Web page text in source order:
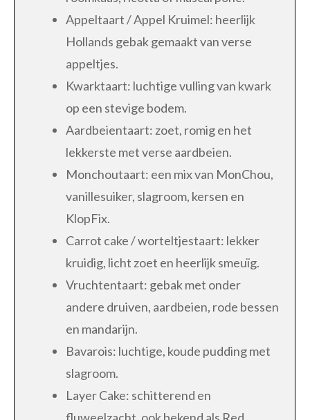
Appeltaart / Appel Kruimel: heerlijk
Hollands gebak gemaakt van verse
appeltjes.
Kwarktaart: luchtige vulling van kwark
op een stevige bodem.
Aardbeientaart: zoet, romig en het
lekkerste met verse aardbeien.
Monchoutaart: een mix van MonChou,
vanillesuiker, slagroom, kersen en
KlopFix.
Carrot cake / worteltjestaart: lekker
kruidig, licht zoet en heerlijk smeuïg.
Vruchtentaart: gebak met onder
andere druiven, aardbeien, rode bessen
en mandarijn.
Bavarois: luchtige, koude pudding met
slagroom.
Layer Cake: schitterend en